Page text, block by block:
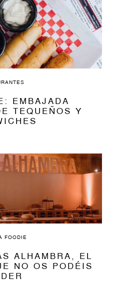
EMBAJADA
TEQUEÑOS Y
FOODIE
ALHAMBRA, EL
NO OS PODÉIS